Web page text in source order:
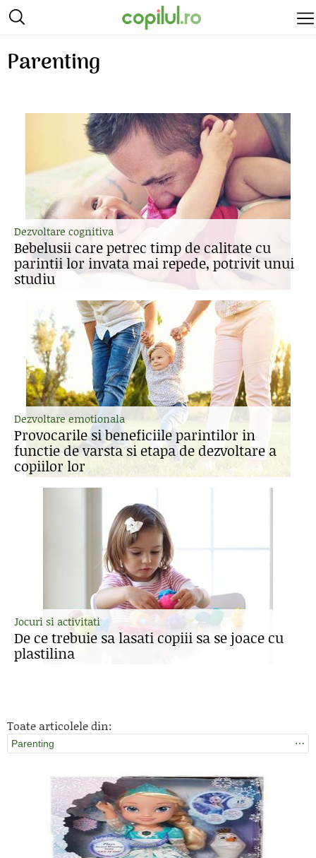
Parenting
Dezvoltare cognitiva
Bebelusii care petrec timp de calitate cu
parintii lor invata mai repede, potrivit unui
studiu
Dezvoltare emotionala
Provocarile si beneficiile parintilor in
functie de varsta si etapa de dezvoltare a
copiilor lor
Jocuri si activitati
De ce trebuie sa lasati copiii sa se joace cu
plastilina
Toate articolele din:
Parenting ⋯